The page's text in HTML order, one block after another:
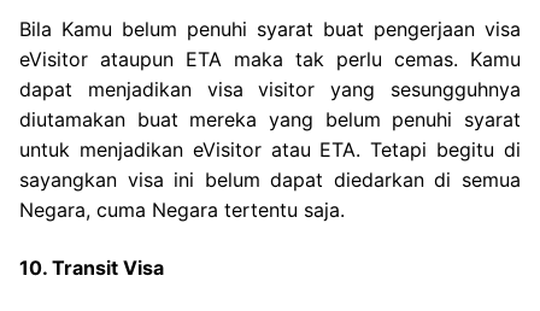
Bila Kamu belum penuhi syarat buat pengerjaan visa
eVisitor ataupun ETA maka tak perlu cemas. Kamu
dapat menjadikan visa visitor yang sesungguhnya
diutamakan buat mereka yang belum penuhi syarat
untuk menjadikan eVisitor atau ETA. Tetapi begitu di
sayangkan visa ini belum dapat diedarkan di semua
Negara, cuma Negara tertentu saja.
10. Transit Visa